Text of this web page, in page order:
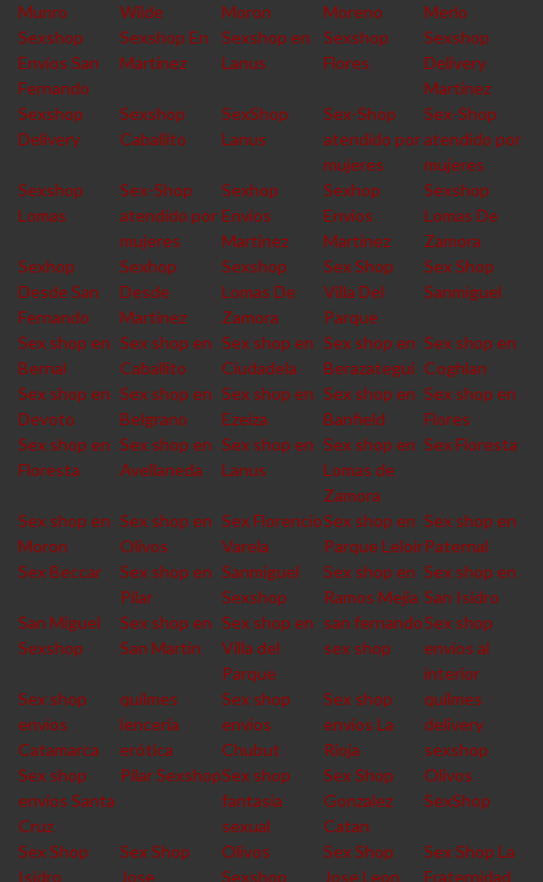
Munro
Wilde
Moron
Moreno
Merlo
Sexshop
Envios San
Fernando
Sexshop En
Martinez
Sexshop en
Lanus
Sexshop
Flores
Sexshop
Delivery
Martinez
Sexshop
Delivery
Sexshop
Caballito
SexShop
Lanus
Sex-Shop
atendido por
mujeres
Sex-Shop
atendido por
mujeres
Sexshop
Lomas
Sex-Shop
atendido por
mujeres
Sexhop
Envios
Martinez
Sexhop
Envios
Martinez
Sexshop
Lomas De
Zamora
Sexhop
Desde San
Fernando
Sexhop
Desde
Martinez
Sexshop
Lomas De
Zamora
Sex Shop
Villa Del
Parque
Sex Shop
Sanmiguel
Sex shop en
Bernal
Sex shop en
Caballito
Sex shop en
Ciudadela
Sex shop en
Berazategui
Sex shop en
Coghlan
Sex shop en
Devoto
Sex shop en
Belgrano
Sex shop en
Ezeiza
Sex shop en
Banfield
Sex shop en
Flores
Sex shop en
Floresta
Sex shop en
Avellaneda
Sex shop en
Lanus
Sex shop en
Lomas de
Zamora
Sex Floresta
Sex shop en
Moron
Sex shop en
Olivos
Sex Florencio
Varela
Sex shop en
Parque Leloir
Sex shop en
Paternal
Sex Beccar
Sex shop en
Pilar
Sanmiguel
Sexshop
Sex shop en
Ramos Mejia
Sex shop en
San Isidro
San Miguel
Sexshop
Sex shop en
San Martin
Sex shop en
Villa del
Parque
san fernando
sex shop
Sex shop
envios al
interior
Sex shop
envios
Catamarca
quilmes
lencería
erótica
Sex shop
envios
Chubut
Sex shop
envios La
Rioja
quilmes
delivery
sexshop
Sex shop
envios Santa
Cruz
Pilar SexshopSex shop
fantasia
sexual
Sex Shop
Gonzalez
Catan
Olivos
SexShop
Sex Shop
Isidro
Sex Shop
Jose
Olivos
Sexshop
Sex Shop
Jose Leon
Sex Shop La
Fraternidad